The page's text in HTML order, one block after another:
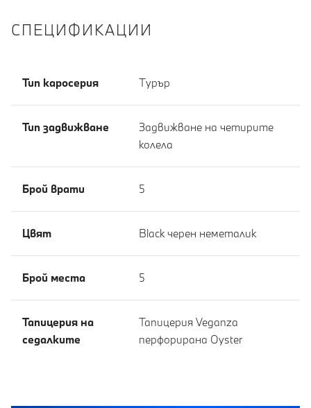
СПЕЦИФИКАЦИИ
Тип каросерия Tурър
Тип задвижване
Задвижване на четирите
колела
Брой врати 5
Цвят Black черен неметалик
Брой места 5
Тапицерия на
седалките
Тапицерия Veganza
перфорирана Oyster